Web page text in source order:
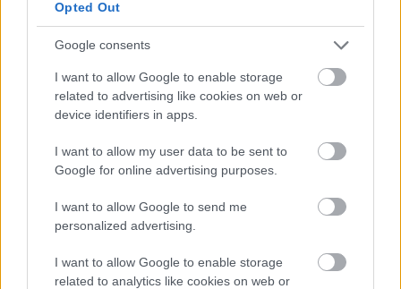
Opted Out
Google consents
I want to allow Google to enable storage
related to advertising like cookies on web or
device identifiers in apps.
I want to allow my user data to be sent to
Google for online advertising purposes.
I want to allow Google to send me
personalized advertising.
I want to allow Google to enable storage
related to analytics like cookies on web or
Ma este Lord és Ricse, holnap
Leander Kills a Barba Negrában
Hirdetés•2016. december 02.